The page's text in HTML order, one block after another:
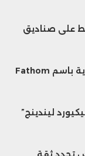
على صناديق
فورد تكشف عن شاحنة كهربائية اقتصادية باسم Fathom
ليندينج”